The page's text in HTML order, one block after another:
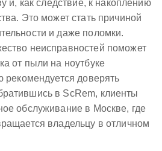
и, как следствие, к накоплению
Это может стать причиной
и даже поломки.
неисправностей поможет
от пыли на ноутбуке
рекомендуется доверять
в ScRem, клиенты
обслуживание в Москве, где
владельцу в отличном